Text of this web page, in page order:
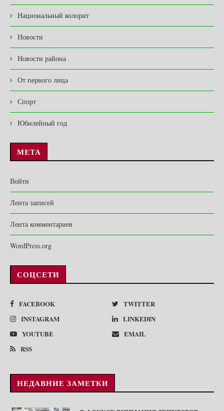
Национальный колорит
Новости
Новости района
От первого лица
Спорт
Юбилейный год
МЕТА
Войти
Лента записей
Лента комментариев
WordPress.org
СОЦСЕТИ
FACEBOOK
TWITTER
INSTAGRAM
LINKEDIN
YOUTUBE
EMAIL
RSS
НЕДАВНИЕ ЗАМЕТКИ